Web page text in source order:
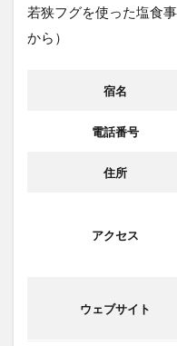
若狭フグを使った塩食
から）
宿名
電話番号
住所
アクセス
ウェブサイト